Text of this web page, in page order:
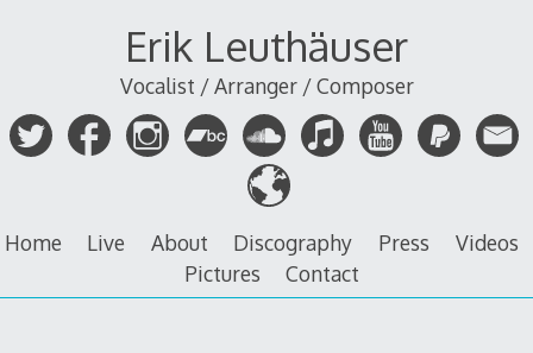
Erik Leuthäuser
Vocalist / Arranger / Composer
Home Live About Discography Press
Videos
Pictures
Contact